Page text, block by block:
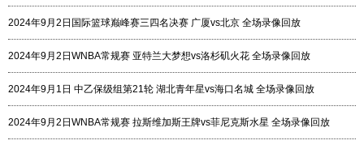
2024年9月2日国际篮球巅峰赛三四名决赛 广厦vs北京 全场录像回放
2024年9月2日WNBA常规赛 亚特兰大梦想vs洛杉矶火花 全场录像回放
2024年9月1日 中乙保级组第21轮 湖北青年星vs海口名城 全场录像回放
2024年9月2日WNBA常规赛 拉斯维加斯王牌vs菲尼克斯水星 全场录像回放